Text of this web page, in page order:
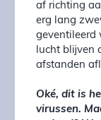
af richting
erg lang
geventileerd
lucht blijven
afstanden
Oké, dit is
virussen.